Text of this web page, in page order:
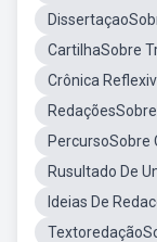
CartilhaSobre
Crônica
PercursoSobre
Rusultado De
Ideias De